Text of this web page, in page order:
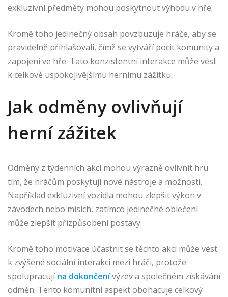
exkluzivní předměty mohou poskytnout výhodu v hře.
Kromě toho jedinečný obsah povzbuzuje hráče, aby se
pravidelně přihlašovali, čímž se vytváří pocit komunity a
zapojení ve hře. Tato konzistentní interakce může vést
k celkově uspokojivějšímu hernímu zážitku.
Jak odměny ovlivňují
herní zážitek
Odměny z týdenních akcí mohou výrazně ovlivnit hru
tím, že hráčům poskytují nové nástroje a možnosti.
Například exkluzivní vozidla mohou zlepšit výkon v
závodech nebo misích, zatímco jedinečné oblečení
může zlepšit přizpůsobení postavy.
Kromě toho motivace účastnit se těchto akcí může vést
k zvýšené sociální interakci mezi hráči, protože
spolupracujína dokončenívýzev a společném získávání
odměn. Tento komunitní aspekt obohacuje celkový